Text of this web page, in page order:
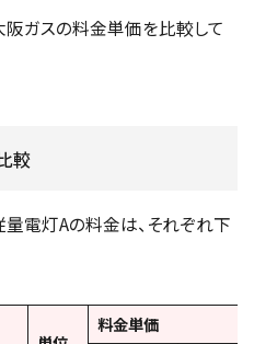
阪ガスの料金単価を比較して
較
電灯Aの料金は、それぞれ下
料金単価